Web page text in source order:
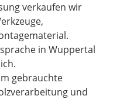
verkaufen wir
in Wuppertal
gebrauchte
und